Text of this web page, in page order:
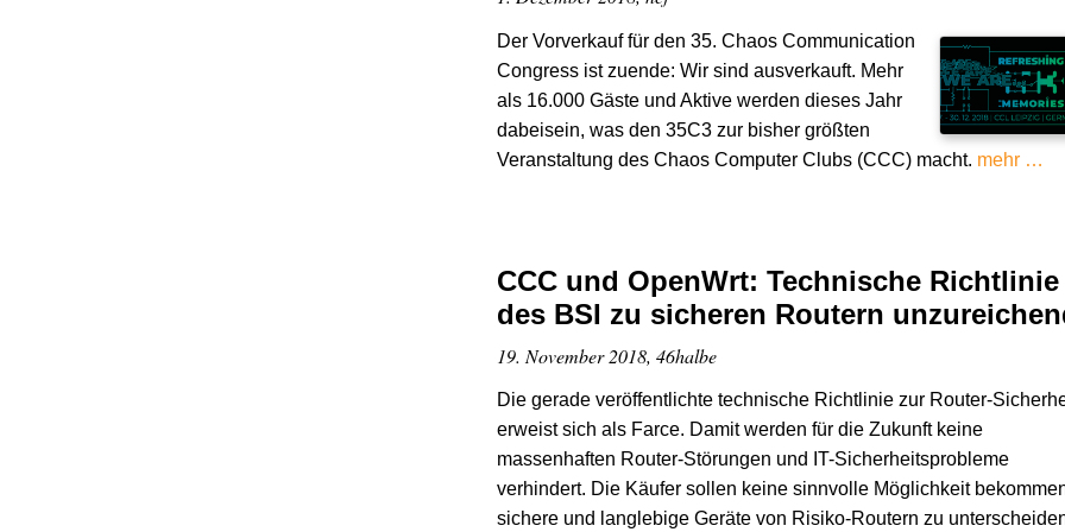
Der Vorverkauf für den 35. Chaos Communication
Congress ist zuende: Wir sind ausverkauft. Mehr
als 16.000 Gäste und Aktive werden dieses Jahr
dabeisein, was den 35C3 zur bisher größten
Veranstaltung des Chaos Computer Clubs (CCC) macht. mehr …
CCC und OpenWrt: Technische Richtlinie
des BSI zu sicheren Routern
19. November 2018, 46halbe
Die gerade veröffentlichte technische Richtlinie zur Router-
erweist sich als Farce. Damit werden für die Zukunft keine
massenhaften Router-Störungen und IT-Sicherheitsprobleme
verhindert. Die Käufer sollen keine sinnvolle Möglichkeit
sichere und langlebige Geräte von Risiko-Routern zu